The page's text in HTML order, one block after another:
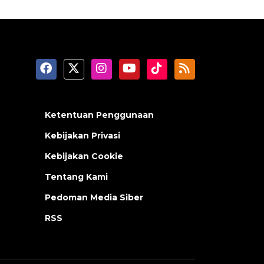
Ketentuan Penggunaan
Kebijakan Privasi
Kebijakan Cookie
Tentang Kami
Pedoman Media Siber
RSS